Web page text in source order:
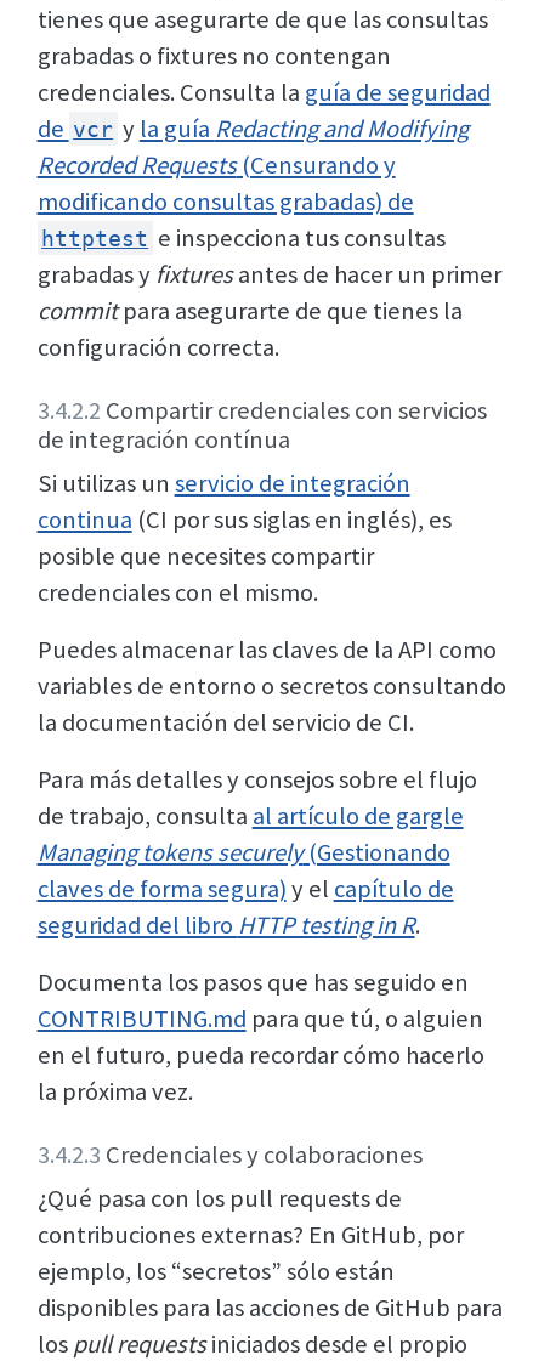
tienes que asegurarte de que las consultas
grabadas o fixtures no contengan
credenciales. Consulta la guía de seguridad
de vcr y la guía Redacting and Modifying
Recorded Requests(Censurando y
modificando consultas grabadas) de
httptest e inspecciona tus consultas
grabadas y fixturesantes de hacer un primer
commitpara asegurarte de que tienes la
configuración correcta.
3.4.2.2 Compartir credenciales con servicios
de integración contínua
Si utilizas un servicio de integración
continua (CI por sus siglas en inglés), es
posible que necesites compartir
credenciales con el mismo.
Puedes almacenar las claves de la API como
variables de entorno o secretos consultando
la documentación del servicio de CI.
Para más detalles y consejos sobre el flujo
de trabajo, consulta al artículo de gargle
Managing tokens securely(Gestionando
claves de forma segura)y el capítulo de
seguridad del libro HTTP testing in R.
Documenta los pasos que has seguido en
CONTRIBUTING.md para que tú, o alguien
en el futuro, pueda recordar cómo hacerlo
la próxima vez.
3.4.2.3 Credenciales y colaboraciones
¿Qué pasa con los pull requests de
contribuciones externas? En GitHub, por
ejemplo, los “secretos” sólo están
disponibles para las acciones de GitHub para
lospull requestsiniciados desde el propio